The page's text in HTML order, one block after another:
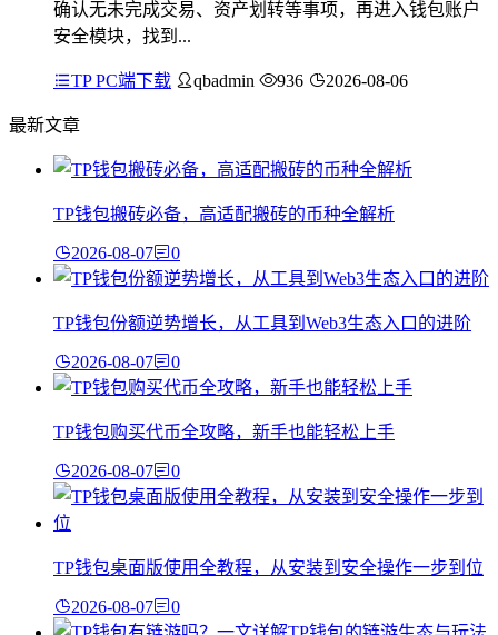
确认无未完成交易、资产划转等事项，再进入钱包账户
安全模块，找到...
TP PC端下载 qbadmin 936 2026-08-06
最新文章
TP钱包搬砖必备，高适配搬砖的币种全解析
2026-08-07 0
TP钱包份额逆势增长，从工具到Web3生态入口的进阶
2026-08-07 0
TP钱包购买代币全攻略，新手也能轻松上手
2026-08-07 0
TP钱包桌面版使用全教程，从安装到安全操作一步到位
2026-08-07 0